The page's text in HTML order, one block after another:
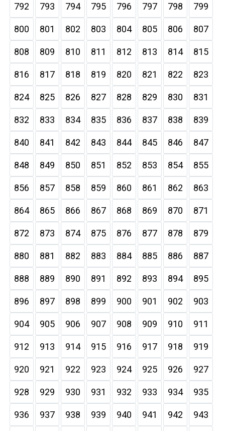
792 793 794 795 796 797 798 799
800 801 802 803 804 805 806 807
808 809 810 811 812 813 814 815
816 817 818 819 820 821 822 823
824 825 826 827 828 829 830 831
832 833 834 835 836 837 838 839
840 841 842 843 844 845 846 847
848 849 850 851 852 853 854 855
856 857 858 859 860 861 862 863
864 865 866 867 868 869 870 871
872 873 874 875 876 877 878 879
880 881 882 883 884 885 886 887
888 889 890 891 892 893 894 895
896 897 898 899 900 901 902 903
904 905 906 907 908 909 910 911
912 913 914 915 916 917 918 919
920 921 922 923 924 925 926 927
928 929 930 931 932 933 934 935
936 937 938 939 940 941 942 943